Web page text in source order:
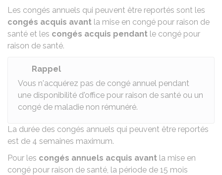
Les congés annuels qui peuvent être reportés sont les
congés acquis avant la mise en congé pour raison de
santé et les congés acquis pendant le congé pour
raison de santé.
Rappel
Vous n'acquérez pas de congé annuel pendant
une disponibilité d'office pour raison de santé ou un
congé de maladie non rémunéré.
La durée des congés annuels qui peuvent être reportés
est de 4 semaines maximum.
Pour les congés annuels acquis avant la mise en
congé pour raison de santé, la période de 15 mois